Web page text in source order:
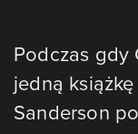
Podczas gdy
jedną
Sanderson